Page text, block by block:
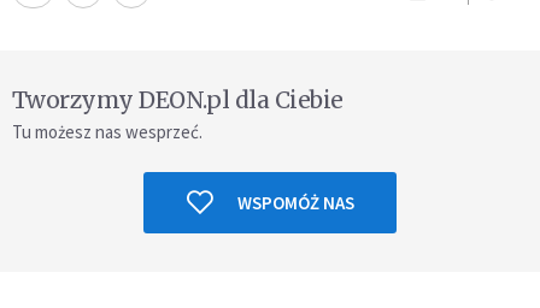
Tworzymy DEON.pl dla Ciebie
Tu możesz nas wesprzeć.
WSPOMÓŻ NAS